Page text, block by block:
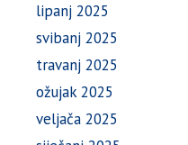
lipanj 2025
svibanj 2025
travanj 2025
ožujak 2025
veljača 2025